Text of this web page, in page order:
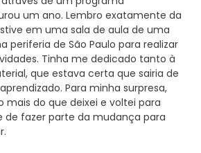
um ano. Lembro exatamente da
em uma sala de aula de uma
periferia de São Paulo para realizar
Tinha me dedicado tanto à
que estava certa que sairia de
Para minha surpresa,
mais do que deixei e voltei para
de fazer parte da mudança para